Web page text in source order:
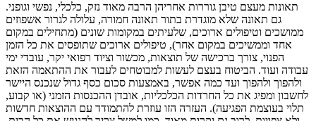
תאונות מעצם טיבן גוררות אחריהן הרבה מאוד נזק, כלכלי, נפשי וגופני.
גם תאונה שלא מוגדרת בתור תאונה חמורה, עלולה לגרור אשפוזים
ממושכים וטיפולים ארוכים, שלעיתים במקומות שונים (מתחילים במקום
אחד וממשיכים במקום אחר), טיפולים ארוכים שתופסים את כל הזמן
הפנוי, צורך ברכישה של תוצאות, מכשור וציוד רפואי יקר, עובדי ימי
עבודה ועוד. הביטוח בעצם לעשות למבוטחים לעבור את ההתאמה הזאת
ולהפוך ולהפוך ועד כמה אפשר, באמצעות סכום כסף גדול שנכנס היישר
לחשבון ומפיג את כל החרדות הכלכליות, אובדן ההכנסות הזמני (או קבוע,
תלוי בעוצמת הפגיעה). העזרה הזו עוזרת להתמודד עם ההוצאות חדשות